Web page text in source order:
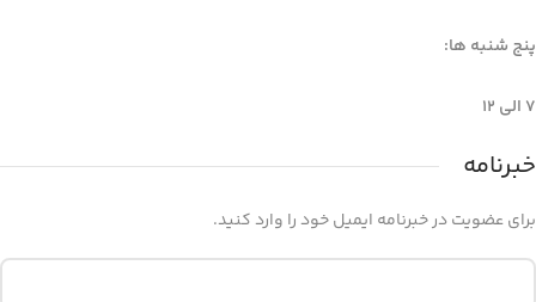
پنج شنبه ها:
7 الی 12
خبرنامه
برای عضویت در خبرنامه ایمیل خود را وارد کنید.